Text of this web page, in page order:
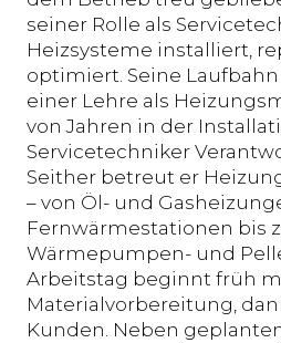
seiner Rolle als
Heizsysteme installiert,
optimiert. Seine
einer Lehre als
von Jahren in der
Servicetechniker
Seither betreut er
– von Öl- und
Fernwärmestationen bis
Wärmepumpen- und
Arbeitstag beginnt früh
Materialvorbereitung,
Kunden. Neben